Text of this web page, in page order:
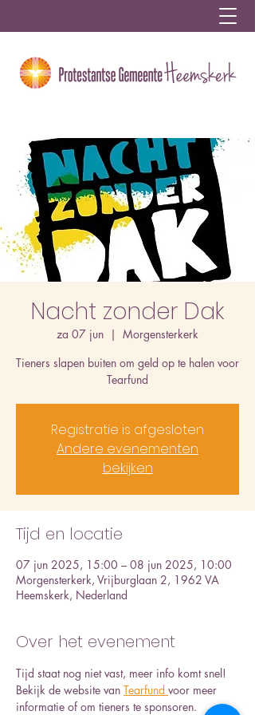
Nacht zonder Dak
za 07 jun
  |
Morgensterkerk
Tieners slapen buiten om geld op te halen voor
Tearfund
Registratie is afgesloten
Andere evenementen
bekijken
Tijd en locatie
07 jun 2025, 15:00 – 08 jun 2025, 10:00
Morgensterkerk, Vrijburglaan 2, 1962 VA
Heemskerk, Nederland
Over het evenement
Tijd staat nog niet vast, meer info komt snel!
Bekijk de website van Tearfund voor meer
informatie of om tieners te sponsoren.